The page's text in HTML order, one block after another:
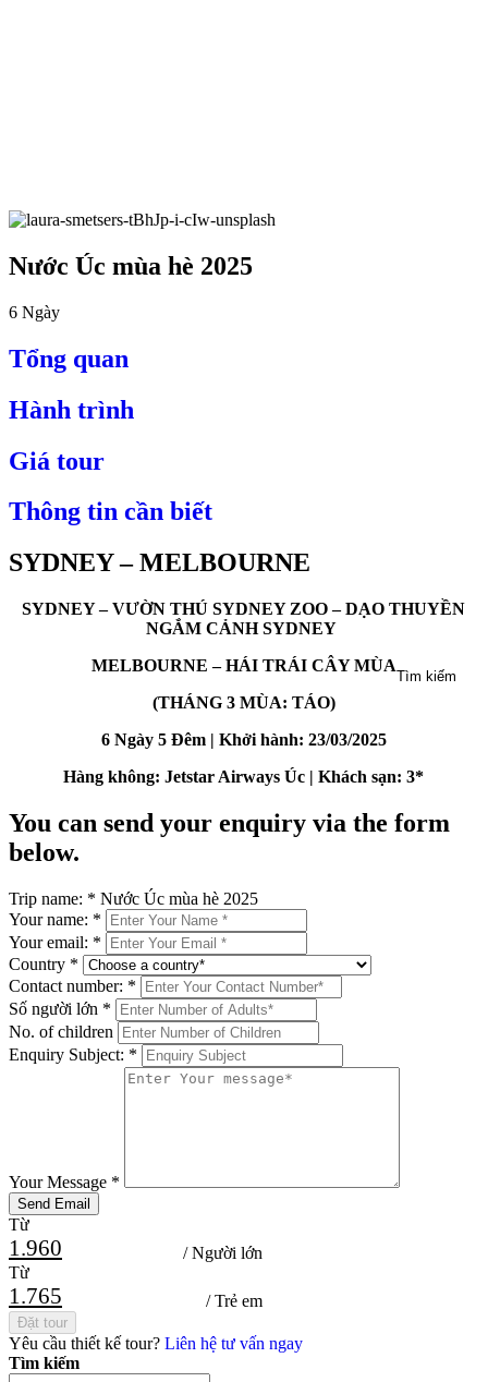
Nước Úc mùa hè 2025
6 Ngày
Tổng quan
Hành trình
Giá tour
Thông tin cần biết
SYDNEY – MELBOURNE
SYDNEY – VƯỜN THÚ SYDNEY ZOO – DẠO THUYỀN
NGẮM CẢNH SYDNEY
MELBOURNE – HÁI TRÁI CÂY MÙA
(THÁNG 3 MÙA: TÁO)
6 Ngày 5 Đêm | Khởi hành: 23/03/2025
Hàng không: Jetstar Airways Úc | Khách sạn: 3*
You can send your enquiry via the form
below.
Trip name: * Nước Úc mùa hè 2025
Your name: *
Your email: *
Country *
Contact number: *
Số người lớn *
No. of children
Enquiry Subject: *
Your Message *
Từ
1.960
/ Người lớn
Từ
1.765 / Trẻ em
Đặt tour
Yêu cầu thiết kế tour? Liên hệ tư vấn ngay
Tìm kiếm
Tìm kiếm